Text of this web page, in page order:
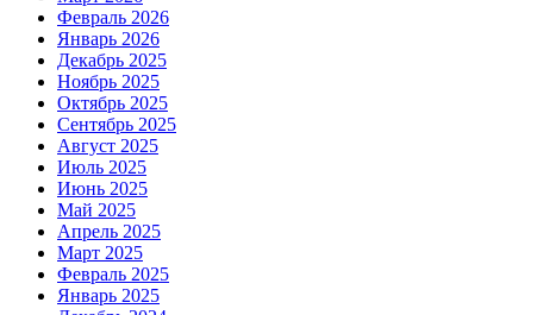
Февраль 2026
Январь 2026
Декабрь 2025
Ноябрь 2025
Октябрь 2025
Сентябрь 2025
Август 2025
Июль 2025
Июнь 2025
Май 2025
Апрель 2025
Март 2025
Февраль 2025
Январь 2025